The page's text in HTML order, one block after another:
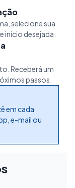
selecione sua
início desejada.
Receberá um
passos.
em cada
e-mail ou